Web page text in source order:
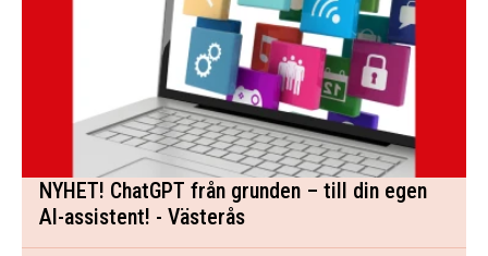
NYHET! ChatGPT från grunden – till din egen
AI-assistent! - Västerås